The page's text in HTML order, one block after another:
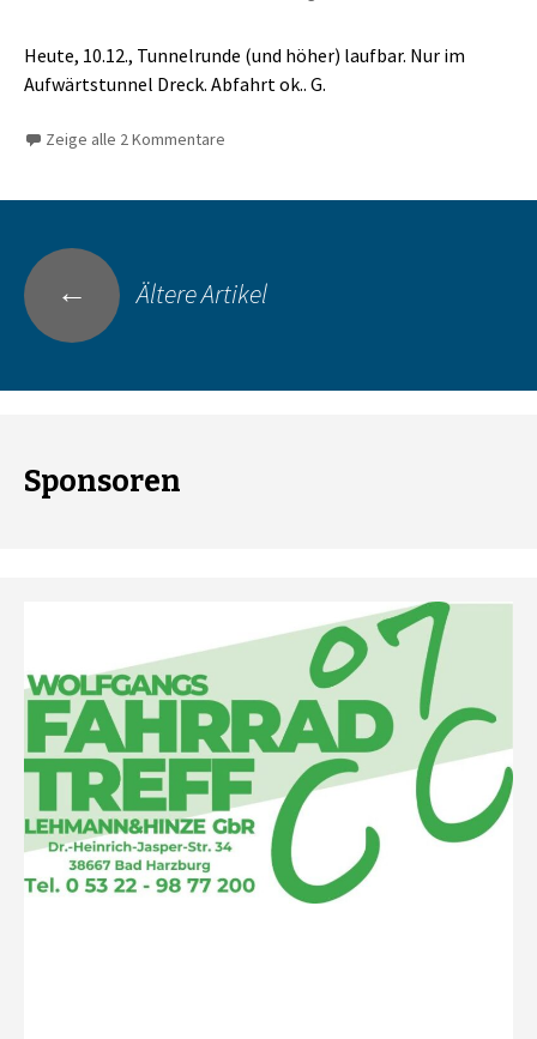
Heute, 10.12., Tunnelrunde (und höher) laufbar. Nur im
Aufwärtstunnel Dreck. Abfahrt ok.. G.
Zeige alle 2 Kommentare
Beitrags-
Navigation
← Ältere Artikel
Sponsoren